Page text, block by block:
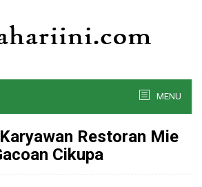
MENU
Restoran Mie
Cikupa